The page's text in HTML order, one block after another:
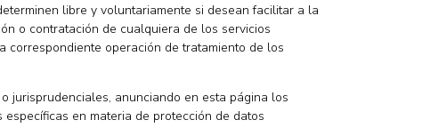
libre y voluntariamente si desean facilitar a la
o contratación de cualquiera de los servicios
correspondiente operación de tratamiento de los
jurisprudenciales, anunciando en esta página los
en materia de protección de datos